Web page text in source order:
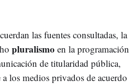
las fuentes consultadas, la
pluralismo en la programación
de titularidad pública,
los medios privados de acuerdo